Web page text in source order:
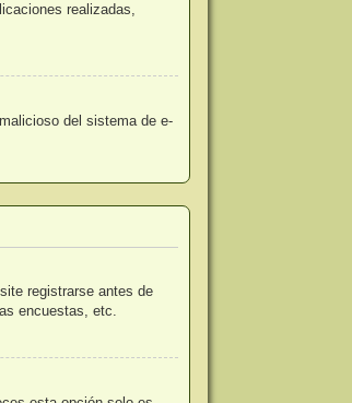
realizadas,
del sistema de e-
registrarse antes de
encuestas, etc.